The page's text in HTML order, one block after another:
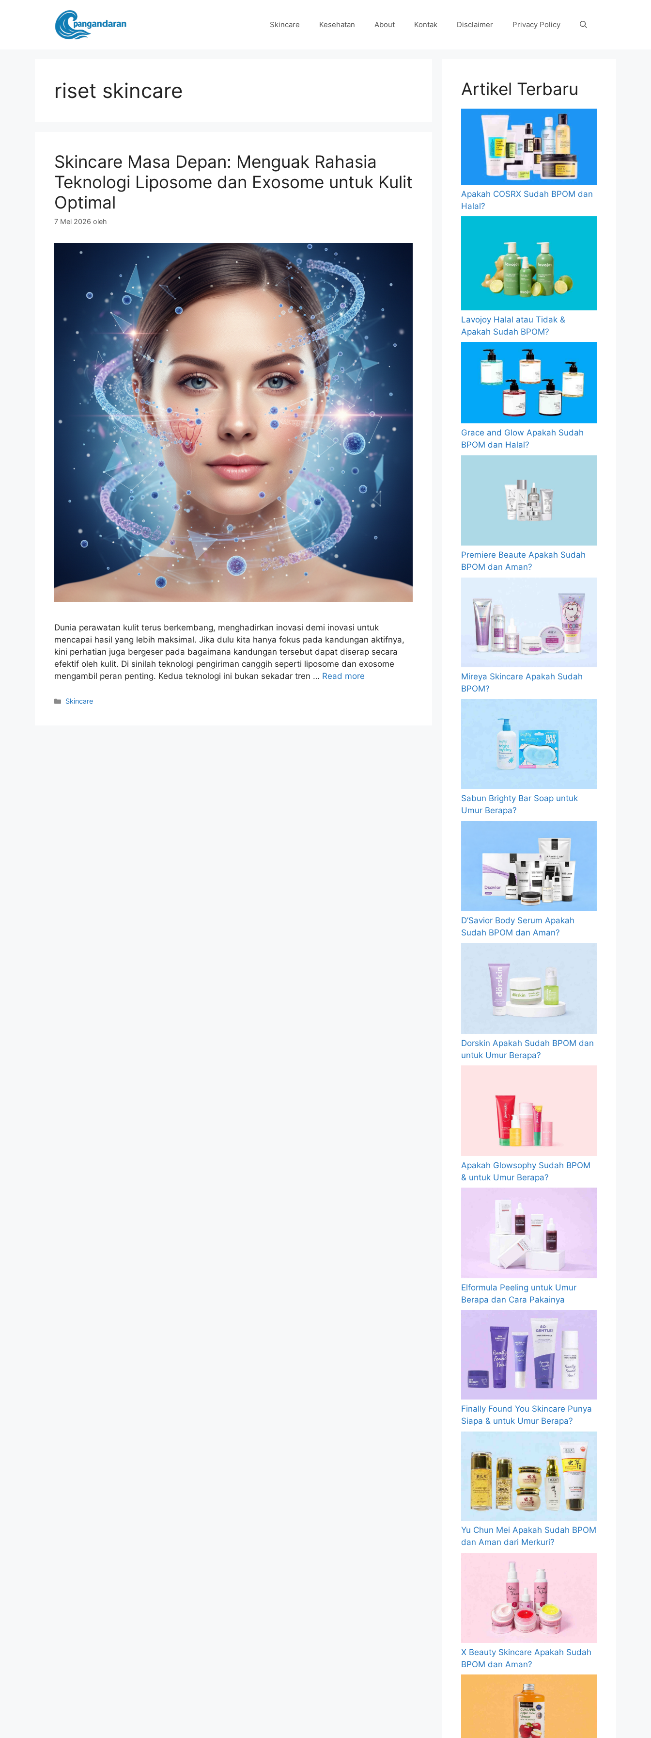
Skincare Kesehatan About Kontak Disclaimer Privacy Policy
riset skincare
Skincare Masa Depan: Menguak Rahasia
Teknologi Liposome dan Exosome untuk Kulit
Optimal
7 Mei 2026 oleh
Dunia perawatan kulit terus berkembang, menghadirkan inovasi demi inovasi untuk
mencapai hasil yang lebih maksimal. Jika dulu kita hanya fokus pada kandungan aktifnya,
kini perhatian juga bergeser pada bagaimana kandungan tersebut dapat diserap secara
efektif oleh kulit. Di sinilah teknologi pengiriman canggih seperti liposome dan exosome
mengambil peran penting. Kedua teknologi ini bukan sekadar tren … Read more
Kategori
Skincare
Artikel Terbaru
Apakah COSRX Sudah BPOM dan
Halal?
Lavojoy Halal atau Tidak &
Apakah Sudah BPOM?
Grace and Glow Apakah Sudah
BPOM dan Halal?
Premiere Beaute Apakah Sudah
BPOM dan Aman?
Mireya Skincare Apakah Sudah
BPOM?
Sabun Brighty Bar Soap untuk
Umur Berapa?
D’Savior Body Serum Apakah
Sudah BPOM dan Aman?
Dorskin Apakah Sudah BPOM dan
untuk Umur Berapa?
Apakah Glowsophy Sudah BPOM
& untuk Umur Berapa?
Elformula Peeling untuk Umur
Berapa dan Cara Pakainya
Finally Found You Skincare Punya
Siapa & untuk Umur Berapa?
Yu Chun Mei Apakah Sudah BPOM
dan Aman dari Merkuri?
X Beauty Skincare Apakah Sudah
BPOM dan Aman?